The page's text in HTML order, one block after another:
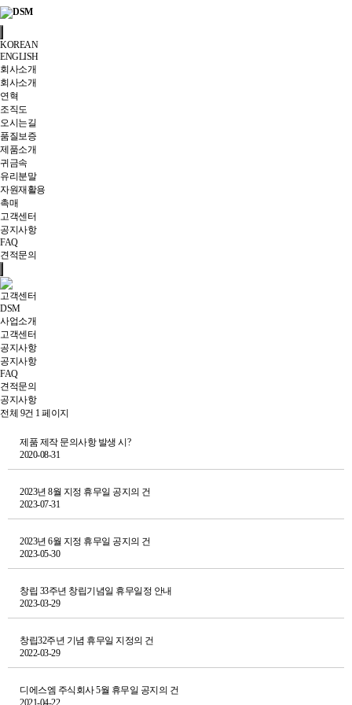
KOREAN
ENGLISH
회사소개
회사소개
연혁
조직도
오시는길
품질보증
제품소개
귀금속
유리분말
자원재활용
촉매
고객센터
공지사항
FAQ
견적문의
고객센터
DSM
사업소개
고객센터
공지사항
공지사항
FAQ
견적문의
공지사항
전체 9건 1 페이지
제품 제작 문의사항 발생 시?
2020-08-31
2023년 8월 지정 휴무일 공지의 건
2023-07-31
2023년 6월 지정 휴무일 공지의 건
2023-05-30
창립 33주년 창립기념일 휴무일정 안내
2023-03-29
창립32주년 기념 휴무일 지정의 건
2022-03-29
디에스엠 주식회사 5월 휴무일 공지의 건
2021-04-22